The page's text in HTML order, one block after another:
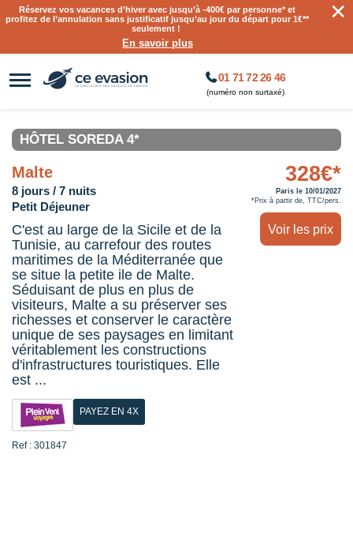
Réservez vos vacances d’hiver avec jusqu’à-400€ par personne* et
profitez de l’annulation sans justificatif jusqu’au jour du départ pour 1€**
seulement !
En savoir plus
×
01 71 72 26 46
(numéro non surtaxé)
HÔTEL SOREDA 4*
Malte
8 jours / 7 nuits
Petit Déjeuner
C'est au large de la Sicile et de la
Tunisie, au carrefour des routes
maritimes de la Méditerranée que
se situe la petite ile de Malte.
Séduisant de plus en plus de
visiteurs, Malte a su préserver ses
richesses et conserver le caractère
unique de ses paysages en limitant
véritablement les constructions
d'infrastructures touristiques. Elle
est ...
PAYEZ EN 4X
Ref : 301847
328€*
Paris le 10/01/2027
*Prix à partir de, TTC/pers.
Voir les prix